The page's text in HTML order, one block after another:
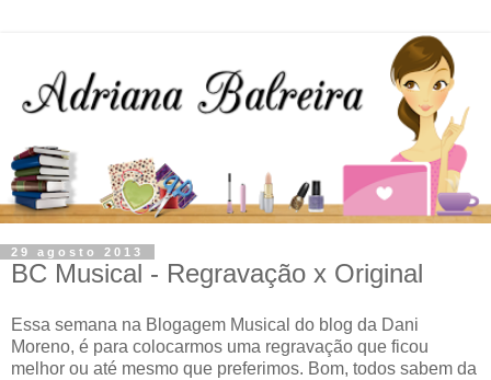
29 agosto 2013
BC Musical - Regravação x Original
Essa semana na Blogagem Musical do blog da Dani
Moreno, é para colocarmos uma regravação que ficou
melhor ou até mesmo que preferimos. Bom, todos sabem da